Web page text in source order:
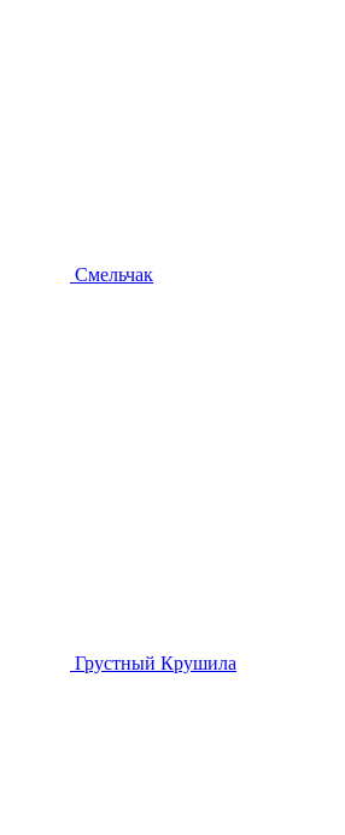
Смельчак
Грустный Крушила